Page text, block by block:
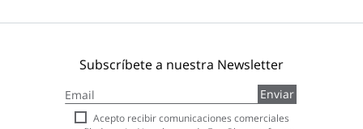
Subscríbete a nuestra Newsletter
a
nuestro
boletín
Enviar
Acepto recibir comunicaciones comerciales